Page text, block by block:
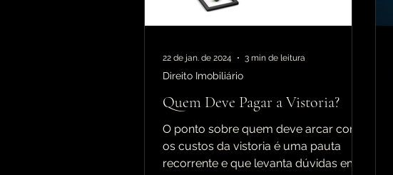
Quem Deve Pagar a Vistoria?
O ponto sobre quem deve arcar com
os custos da vistoria é uma pauta
recorrente e que levanta dúvidas em
Direito Imobiliário
22 de jan. de 2024 3 min de leitura